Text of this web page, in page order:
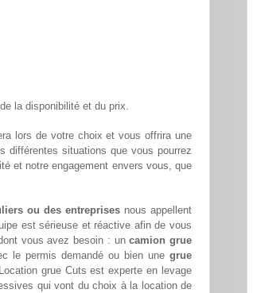
la disponibilité et du prix.
lors de votre choix et vous offrira une
différentes situations que vous pourrez
et notre engagement envers vous, que
ou des entreprises nous appellent
est sérieuse et réactive afin de vous
vous avez besoin : uncamion grue
le permis demandé ou bien une grue
grue Cuts est experte en levage
qui vont du choix à la location de